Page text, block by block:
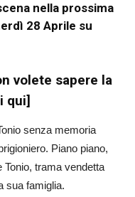
nella prossima
28 Aprile su
volete sapere la
qui]
senza memoria
Piano piano,
trama vendetta
sua famiglia.